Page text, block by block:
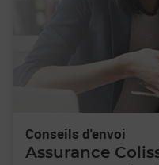
Conseils d'envoi
Assurance